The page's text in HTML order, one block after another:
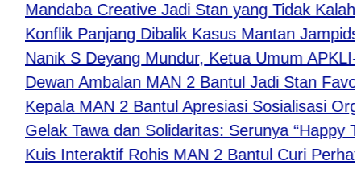
Creative Jadi Stan yang Tidak Kalah
Panjang Dibalik Kasus Mantan Jampidsus
S Deyang Mundur, Ketua Umum APKLI-P
Ambalan MAN 2 Bantul Jadi Stan Favorit
MAN 2 Bantul Apresiasi Sosialisasi
Tawa dan Solidaritas: Serunya “Happy
Interaktif Rohis MAN 2 Bantul Curi Perhatian